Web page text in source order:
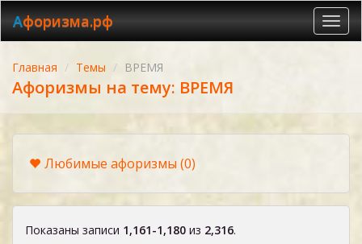
Афоризма.рф
Главная Темы ВРЕМЯ
Афоризмы на тему: ВРЕМЯ
Любимые афоризмы (0)
Показаны записи 1,161-1,180 из 2,316.